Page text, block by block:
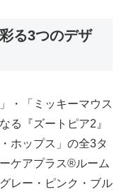
る3つのデザ
・「ミッキーマウス
る『ズートピア2』
ホップス」の全3タ
ケアプラス®ルーム
レー・ピンク・ブル